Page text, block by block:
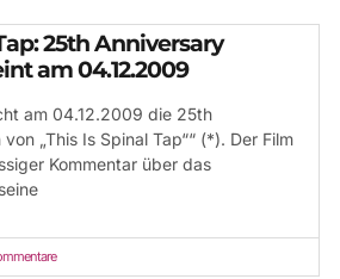
25th Anniversary
am 04.12.2009
am 04.12.2009 die 25th
„This Is Spinal Tap““ (*). Der Film
Kommentar über das